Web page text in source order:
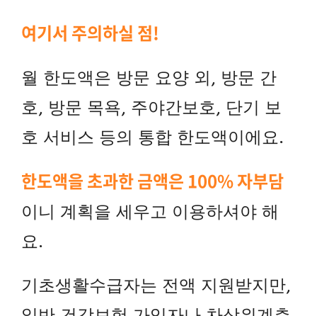
여기서 주의하실 점!
월 한도액은 방문 요양 외, 방문 간
호, 방문 목욕, 주야간보호, 단기 보
호 서비스 등의 통합 한도액이에요.
한도액을 초과한 금액은 100% 자부담
이니 계획을 세우고 이용하셔야 해
요.
기초생활수급자는 전액 지원받지만,